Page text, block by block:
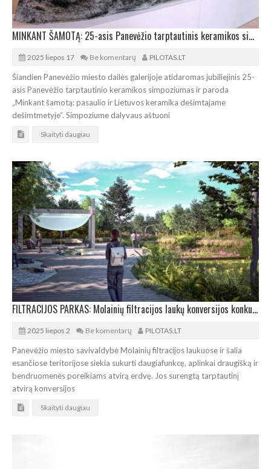
MINKANT ŠAMOTĄ: 25-asis Panevėžio tarptautinis keramikos simpoziumas ir paroda
2025 liepos 17 Be komentarų PILOTAS.LT
Šiandien Panevėžio miesto dailės galerijoje atidaromas jubiliejinis 25-
asis Panevėžio tarptautinio keramikos simpoziumas ir paroda
„Minkant šamotą: pasaulio ir Lietuvos keramika dešimtajame
dešimtmetyje“. Simpoziume dalyvaus aštuoni
Skaityti daugiau
FILTRACIJOS PARKAS: Molainių filtracijos laukų konversijos konkursą laimėjo „Bauland“
2025 liepos 2 Be komentarų PILOTAS.LT
Panevėžio miesto savivaldybė Molainių filtracijos laukuose ir šalia
esančiose teritorijose siekia sukurti daugiafunkcę, aplinkai draugišką ir
bendruomenės poreikiams atvirą erdvę. Jos surengtą tarptautinį
atvirą konversijos
Skaityti daugiau